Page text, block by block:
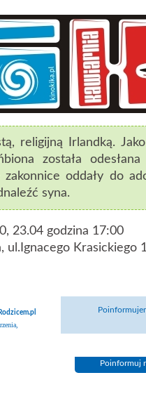
religijną Irlandką.
została
zakonnice oddały do
syna.
23.04 godzina 17:00
ul.Ignacego Krasickiego
Poinformuj